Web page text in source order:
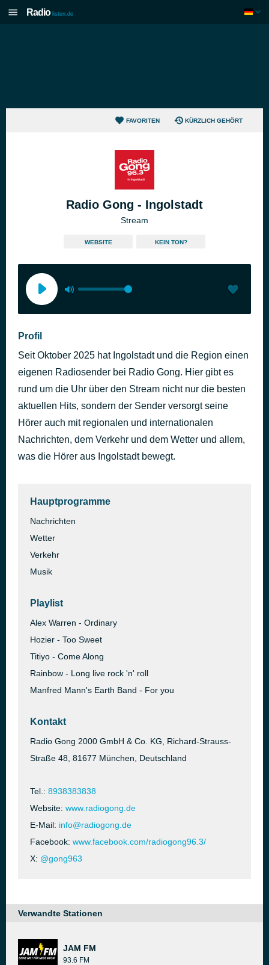
Radio listen.de
FAVORITEN KÜRZLICH GEHÖRT
Radio Gong - Ingolstadt
Stream
WEBSITE KEIN TON?
Profil
Seit Oktober 2025 hat Ingolstadt und die Region einen
eigenen Radiosender bei Radio Gong. Hier gibt es
rund um die Uhr über den Stream nicht nur die besten
aktuellen Hits, sondern der Sender versorgt seine
Hörer auch mit regionalen und internationalen
Nachrichten, dem Verkehr und dem Wetter und allem,
was die Hörer aus Ingolstadt bewegt.
Hauptprogramme
Nachrichten
Wetter
Verkehr
Musik
Playlist
Alex Warren - Ordinary
Hozier - Too Sweet
Titiyo - Come Along
Rainbow - Long live rock 'n' roll
Manfred Mann's Earth Band - For you
Kontakt
Radio Gong 2000 GmbH & Co. KG, Richard-Strauss-
Straße 48, 81677 München, Deutschland
Tel.: 8938383838
Website: www.radiogong.de
E-Mail: info@radiogong.de
Facebook: www.facebook.com/radiogong96.3/
X: @gong963
Verwandte Stationen
JAM FM
93.6 FM